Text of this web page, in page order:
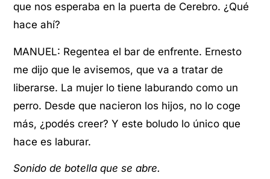
que nos esperaba en la puerta de Cerebro. ¿Qué
hace ahí?
MANUEL: Regentea el bar de enfrente. Ernesto
me dijo que le avisemos, que va a tratar de
liberarse. La mujer lo tiene laburando como un
perro. Desde que nacieron los hijos, no lo coge
más, ¿podés creer? Y este boludo lo único que
hace es laburar.
Sonido de botella que se abre.